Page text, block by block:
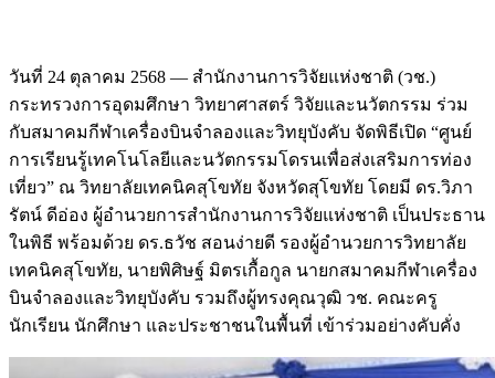
วันที่ 24 ตุลาคม 2568 — สำนักงานการวิจัยแห่งชาติ (วช.)
กระทรวงการอุดมศึกษา วิทยาศาสตร์ วิจัยและนวัตกรรม ร่วม
กับสมาคมกีฬาเครื่องบินจำลองและวิทยุบังคับ จัดพิธีเปิด “ศูนย์
การเรียนรู้เทคโนโลยีและนวัตกรรมโดรนเพื่อส่งเสริมการท่อง
เที่ยว” ณ วิทยาลัยเทคนิคสุโขทัย จังหวัดสุโขทัย โดยมี ดร.วิภา
รัตน์ ดีอ่อง ผู้อำนวยการสำนักงานการวิจัยแห่งชาติ เป็นประธาน
ในพิธี พร้อมด้วย ดร.ธวัช สอนง่ายดี รองผู้อำนวยการวิทยาลัย
เทคนิคสุโขทัย, นายพิศิษฐ์ มิตรเกื้อกูล นายกสมาคมกีฬาเครื่อง
บินจำลองและวิทยุบังคับ รวมถึงผู้ทรงคุณวุฒิ วช. คณะครู
นักเรียน นักศึกษา และประชาชนในพื้นที่ เข้าร่วมอย่างคับคั่ง